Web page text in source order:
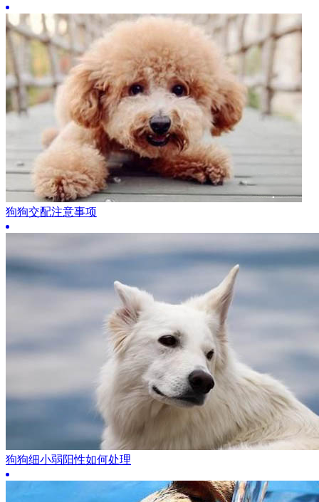
狗狗交配注意事项
狗狗细小弱阳性如何处理